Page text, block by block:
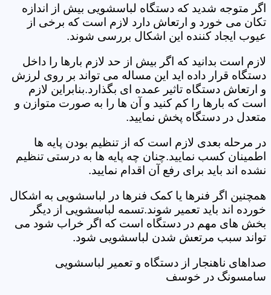
اگر متوجه شدید که دستگاه لباسشویی بیش از اندازه
تکان می خورد و ارتعاش دارد لازم است که برخی از
عیوب ایجاد کننده این اشکال بررسی شوند.
لازم است بدانید که اگر بیش از حد لازم بارها را داخل
دستگاه قرار داده اید این مساله می تواند بر روی لرزش
و ارتعاش دستگاه تاثیر عمده ای بگذارد.بنابراین لازم
است که بارها را کم کنید و آن ها را به صورت متوازن و
متعدل در دستگاه پخش نمایید.
در مرحله بعدی لازم است که از تنظیم بودن پایه ها
اطمینان کسب نمایید.چنان چه پایه ها به درستی تنظیم
نشده اند باید برای رفع آن اقدام نمایید.
همچنین اگر فنرها یا کمک فنرها در لباسشویی به اشکال
خورده اند باید تعمیر شوند.تسمه لباسشویی از دیگر
بخش های مهم در دستگاه است که اگر خراب شود می
تواند سبب مرتعش شدن لباسشویی شود.
صداهای ناهنجار از دستگاه و تعمیر لباسشویی
سامسونگ در خوسف